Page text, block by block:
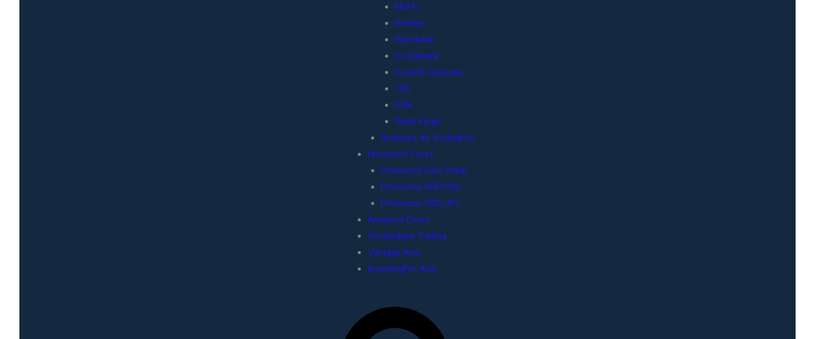
MUFG
Nordea
Rabobank
Scotiabank
Société Générale
TDS
UOB
Wells Fargo
Analyses de TradingPro
Prévisions Forex
Prévisions Euro Dollar
Prévisions GBP/USD
Prévisions USD/JPY
Analyses Forex
Vocabulaire Trading
Vantage Avis
InvestingPro Avis